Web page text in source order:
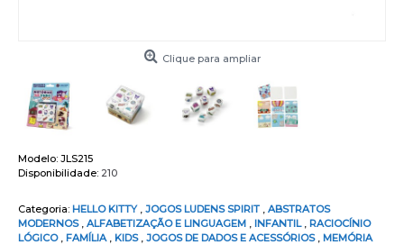
Clique para ampliar
Modelo: JLS215
Disponibilidade: 210
Categoria: HELLO KITTY JOGOS LUDENS SPIRIT
ABSTRATOS
MODERNOS ALFABETIZAÇÃO E LINGUAGEM INFANTIL RACIOCÍNIO
LÓGICO FAMÍLIA KIDS JOGOS DE DADOS E ACESSÓRIOS MEMÓRIA